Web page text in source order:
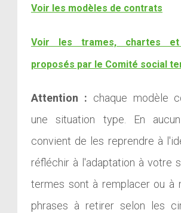
Voir les modèles de contrats
Voir les trames, chartes et
proposés par le Comité social
Attention : chaque modèle
une situation type. En
convient de les reprendre à
réfléchir à l'adaptation à votre
termes sont à remplacer ou à
phrases à retirer selon les